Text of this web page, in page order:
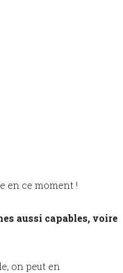
en ce moment !
aussi capables, voire
on peut en